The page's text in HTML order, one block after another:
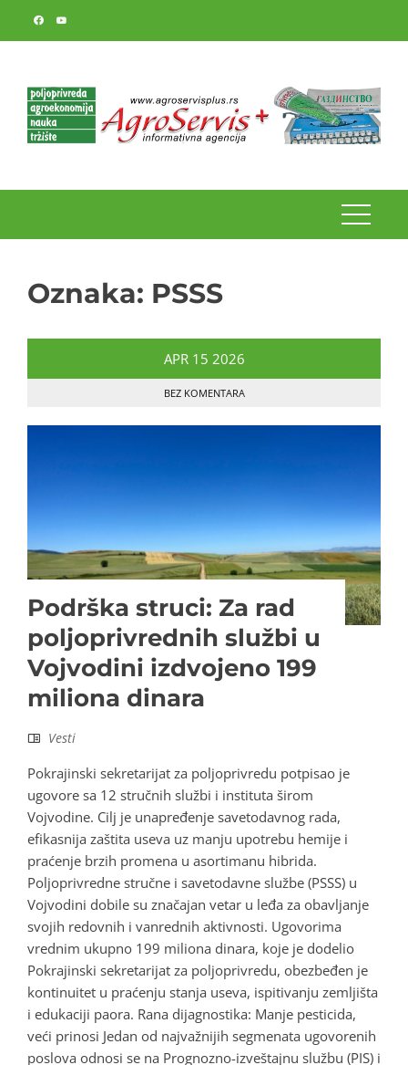
Oznaka: PSSS
APR 15 2026
BEZ KOMENTARA
Podrška struci: Za rad
poljoprivrednih službi u
Vojvodini izdvojeno 199
miliona dinara
Vesti
Pokrajinski sekretarijat za poljoprivredu potpisao je
ugovore sa 12 stručnih službi i instituta širom
Vojvodine. Cilj je unapređenje savetodavnog rada,
efikasnija zaštita useva uz manju upotrebu hemije i
praćenje brzih promena u asortimanu hibrida.
Poljoprivredne stručne i savetodavne službe (PSSS) u
Vojvodini dobile su značajan vetar u leđa za obavljanje
svojih redovnih i vanrednih aktivnosti. Ugovorima
vrednim ukupno 199 miliona dinara, koje je dodelio
Pokrajinski sekretarijat za poljoprivredu, obezbeđen je
kontinuitet u praćenju stanja useva, ispitivanju zemljišta
i edukaciji paora. Rana dijagnostika: Manje pesticida,
veći prinosi Jedan od najvažnijih segmenata ugovorenih
poslova odnosi se na Prognozno-izveštajnu službu (PIS) i